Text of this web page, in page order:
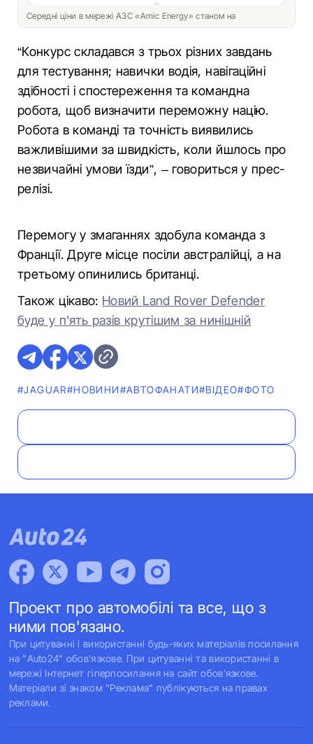
Середні ціни в мережі АЗС «Amic Energy» станом на
“Конкурс складався з трьох різних завдань
для тестування; навички водія, навігаційні
здібності і спостереження та командна
робота, щоб визначити переможну націю.
Робота в команді та точність виявились
важливішими за швидкість, коли йшлось про
незвичайні умови їзди”, – говориться у прес-
релізі.
Перемогу у змаганнях здобула команда з
Франції. Друге місце посіли австралійці, а на
третьому опинились британці.
Також цікаво: Новий Land Rover Defender
буде у п'ять разів крутішим за нинішній
#JAGUAR#НОВИНИ#АВТОФАНАТИ#ВІДЕО#ФОТО
Проект про автомобілі та все, що з
ними пов'язано.
При цитуванні і використанні будь-яких матеріалів посилання
на "Auto24" обов'язкове. При цитуванні та використанні в
мережі Інтернет гіперпосилання на сайт обов'язкове.
Матеріали зі знаком "Реклама" публікуються на правах
реклами.